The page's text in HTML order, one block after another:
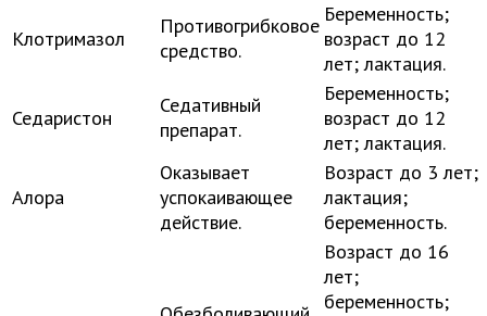
Клотримазол
Противогрибковое
средство.
Беременность;
возраст до 12
лет; лактация.
Седаристон
Седативный
препарат.
Беременность;
возраст до 12
лет; лактация.
Алора
Оказывает
успокаивающее
действие.
Возраст до 3 лет;
лактация;
беременность.
Возраст до 16
лет;
беременность;